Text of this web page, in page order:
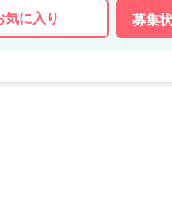
気に入り 募集